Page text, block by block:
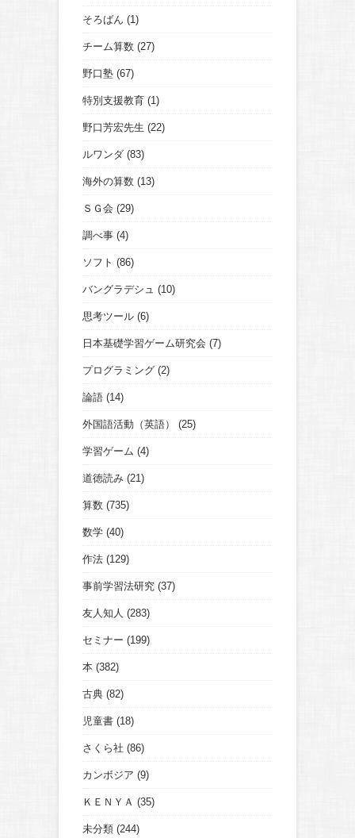
そろばん (1)
チーム算数 (27)
野口塾 (67)
特別支援教育 (1)
野口芳宏先生 (22)
ルワンダ (83)
海外の算数 (13)
ＳＧ会 (29)
調べ事 (4)
ソフト (86)
バングラデシュ (10)
思考ツール (6)
日本基礎学習ゲーム研究会 (7)
プログラミング (2)
論語 (14)
外国語活動（英語） (25)
学習ゲーム (4)
道徳読み (21)
算数 (735)
数学 (40)
作法 (129)
事前学習法研究 (37)
友人知人 (283)
セミナー (199)
本 (382)
古典 (82)
児童書 (18)
さくら社 (86)
カンボジア (9)
ＫＥＮＹＡ (35)
未分類 (244)